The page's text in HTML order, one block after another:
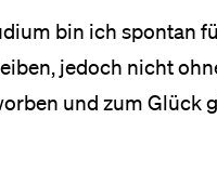
bin ich spontan
jedoch nicht
und zum Glück